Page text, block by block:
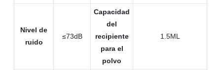
Nivel de
ruido
≤73dB
Capacidad
del
recipiente
para el
polvo
1.5ML